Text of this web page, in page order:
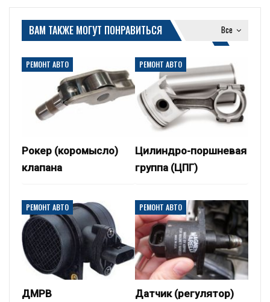
Все
ВАМ ТАКЖЕ МОГУТ ПОНРАВИТЬСЯ
РЕМОНТ АВТО
Рокер (коромысло)
клапана
РЕМОНТ АВТО
Цилиндро-поршневая
группа (ЦПГ)
РЕМОНТ АВТО
ДМРВ
РЕМОНТ АВТО
Датчик (регулятор)